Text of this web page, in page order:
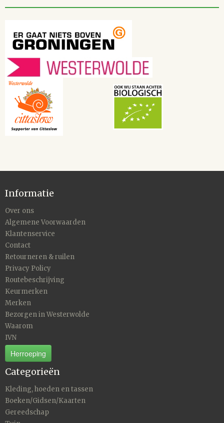
Informatie
Over ons
Algemene Voorwaarden
Klantenservice
Contact
Retourneren & ruilen
Privacy Policy
Routebeschrijving
Keurmerken
Merken
Bezorgen in Westerwolde
Waarom
IVN
Herroeping
Categorieën
Kleding, hoeden en tassen
Boeken/Gidsen/Kaarten
Gereedschap